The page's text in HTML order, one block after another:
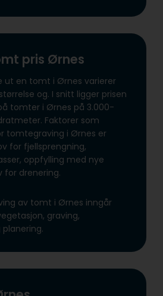
pris Ørnes
ut en tomt i Ørnes varierer
og. I snitt ligger prisen
tomter i Ørnes på 3.000-
Faktorer som
tomtegraving i Ørnes er
for fjellsprengning,
oppfylling med nye
for drenering.
av tomt i Ørnes inngår
graving,